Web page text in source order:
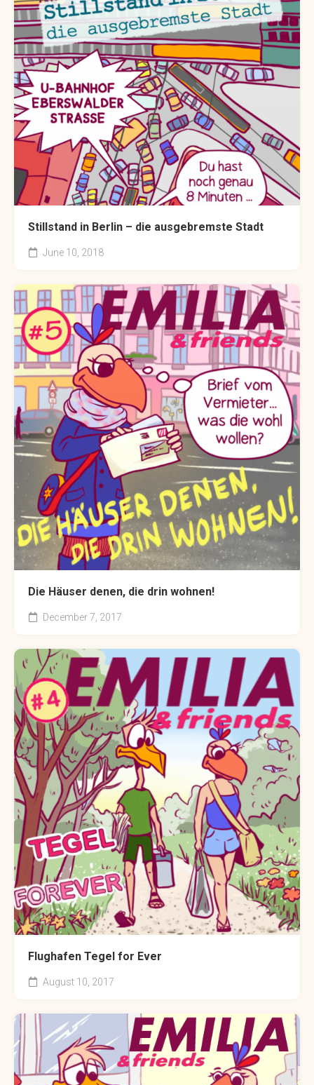
Stillstand in Berlin – die ausgebremste Stadt
June 10, 2018
Die Häuser denen, die drin wohnen!
December 7, 2017
Flughafen Tegel for Ever
August 10, 2017